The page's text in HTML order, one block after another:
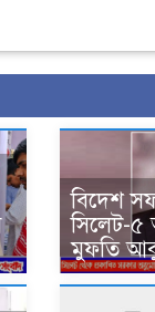
বিদেশ
সিলেট-
মুফতি